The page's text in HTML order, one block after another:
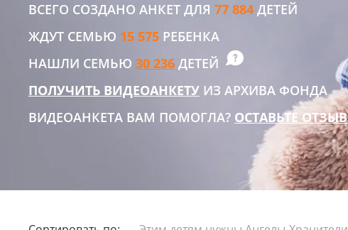
ВСЕГО СОЗДАНО АНКЕТ ДЛЯ 77 884 ДЕТЕЙ
ЖДУТ СЕМЬЮ 15 575 РЕБЕНКА
НАШЛИ СЕМЬЮ 30 236 ДЕТЕЙ
ПОЛУЧИТЬ ВИДЕОАНКЕТУ ИЗ АРХИВА ФОНДА
ВИДЕОАНКЕТА ВАМ ПОМОГЛА? ОСТАВЬТЕ ОТЗЫВ